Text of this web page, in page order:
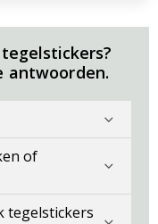
antwoorden.
of
tegelstickers